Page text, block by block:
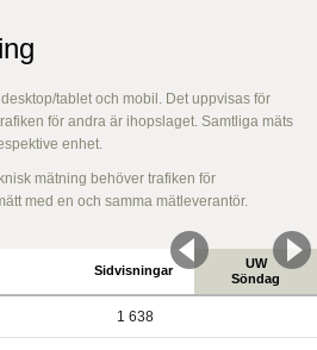
tablet och mobil. Det uppvisas för
för andra är ihopslaget. Samtliga mäts
enhet.
mätning behöver trafiken för
med en och samma mätleverantör.
Sidvisningar
UW
Söndag
1 638